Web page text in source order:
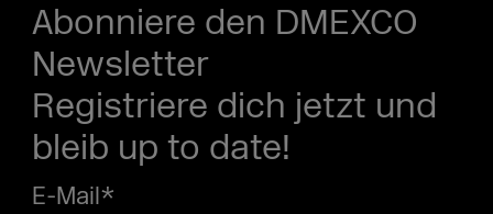
Abonniere den DMEXCO
Newsletter
Registriere dich jetzt und
bleib up to date!
E-Mail*